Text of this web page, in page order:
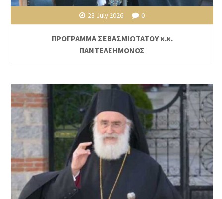
23 July 2026 0
ΠΡΟΓΡΑΜΜΑ ΣΕΒΑΣΜΙΩΤΑΤΟΥ κ.κ.
ΠΑΝΤΕΛΕΗΜΟΝΟΣ